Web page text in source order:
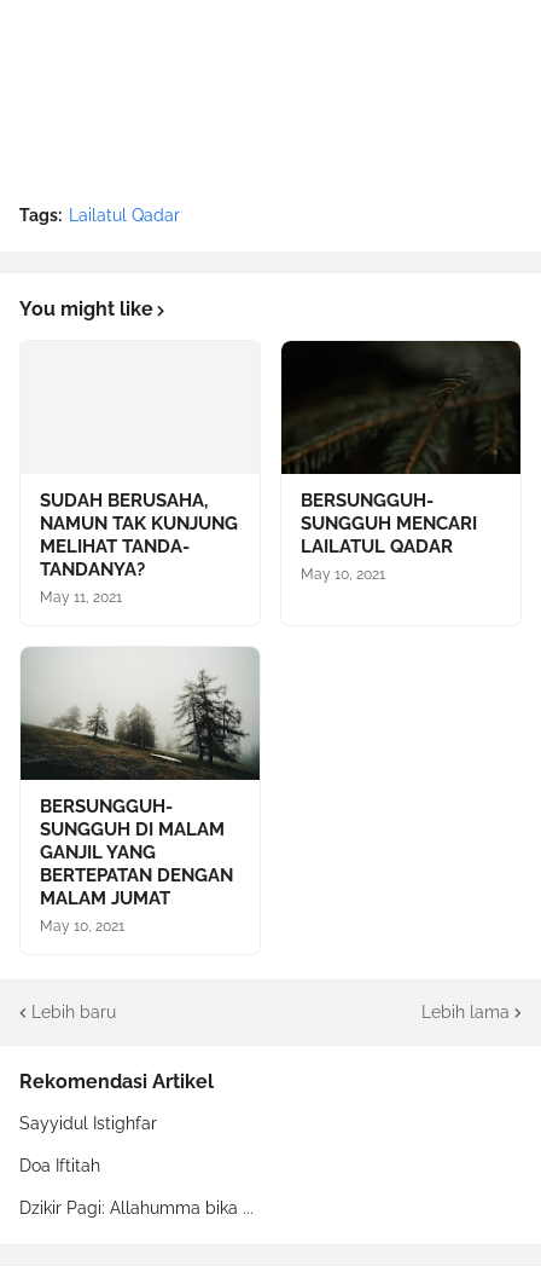
Tags: Lailatul Qadar
You might like
SUDAH BERUSAHA,
NAMUN TAK KUNJUNG
MELIHAT TANDA-
TANDANYA?
May 11, 2021
BERSUNGGUH-
SUNGGUH MENCARI
LAILATUL QADAR
May 10, 2021
BERSUNGGUH-
SUNGGUH DI MALAM
GANJIL YANG
BERTEPATAN DENGAN
MALAM JUMAT
May 10, 2021
Lebih baru Lebih lama
Rekomendasi Artikel
Sayyidul Istighfar
Doa Iftitah
Dzikir Pagi: Allahumma bika ...